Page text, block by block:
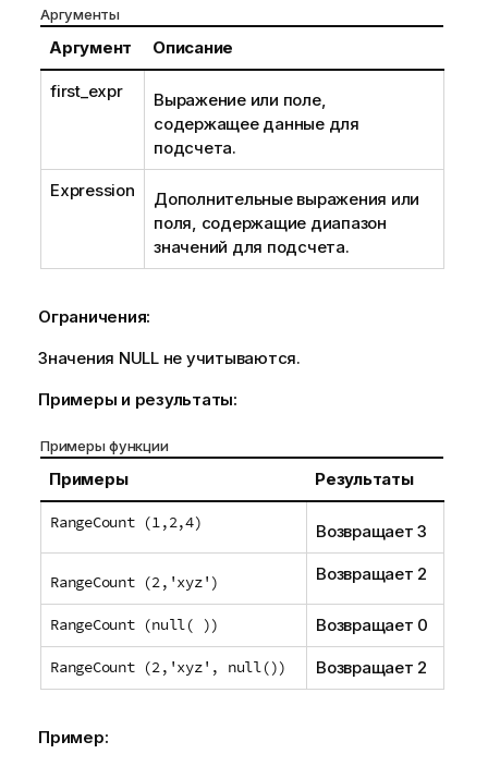
Аргументы
Аргумент Описание
first_expr
Выражение или поле,
содержащее данные для
подсчета.
Expression
Дополнительные выражения или
поля, содержащие диапазон
значений для подсчета.
Ограничения:
Значения NULLне учитываются.
Примеры и результаты:
Примеры функции
Примеры Результаты
RangeCount (1,2,4) Возвращает 3
RangeCount (2,'xyz') Возвращает 2
RangeCount (null( )) Возвращает 0
RangeCount (2,'xyz', null()) Возвращает 2
Пример: